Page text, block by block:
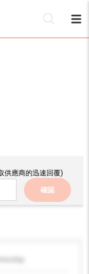
供應商的迅速回覆)
確認